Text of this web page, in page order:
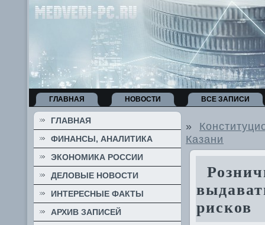
ГЛАВНАЯ НОВОСТИ ВСЕ ЗАПИСИ
ГЛАВНАЯ
ФИНАНСЫ, АНАЛИТИКА
ЭКОНОМИКА РОССИИ
ДЕЛОВЫЕ НОВОСТИ
ИНТЕРЕСНЫЕ ФАКТЫ
АРХИВ ЗАПИСЕЙ
»
Казани
рисков